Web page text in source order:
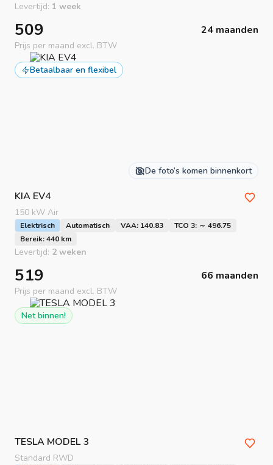
Levertijd: 1 week
509 24 maanden
Prijs per maand excl. BTW
Betaalbaar en flexibel
De foto’s komen binnenkort
KIA EV4
150 kW Air
Elektrisch Automatisch VAA: 140.83
TCO 3: ～ 496.75
Bereik: 440 km
Levertijd: 2 weken
519 66 maanden
Prijs per maand excl. BTW
Net binnen!
TESLA MODEL 3
Standard RWD